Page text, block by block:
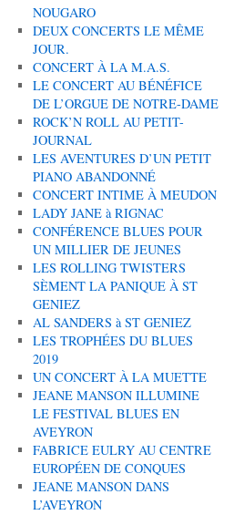
NOUGARO
DEUX CONCERTS LE MÊME
JOUR.
CONCERT À LA M.A.S.
LE CONCERT AU BÉNÉFICE
DE L’ORGUE DE NOTRE-DAME
ROCK’N ROLL AU PETIT-
JOURNAL
LES AVENTURES D’UN PETIT
PIANO ABANDONNÉ
CONCERT INTIME À MEUDON
LADY JANE à RIGNAC
CONFÉRENCE BLUES POUR
UN MILLIER DE JEUNES
LES ROLLING TWISTERS
SÈMENT LA PANIQUE À ST
GENIEZ
AL SANDERS à ST GENIEZ
LES TROPHÉES DU BLUES
2019
UN CONCERT À LA MUETTE
JEANE MANSON ILLUMINE
LE FESTIVAL BLUES EN
AVEYRON
FABRICE EULRY AU CENTRE
EUROPÉEN DE CONQUES
JEANE MANSON DANS
L’AVEYRON